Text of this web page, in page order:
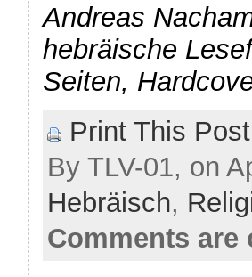
Andreas
hebräische
Seiten,
Print This Post
By TLV-01, on
Hebräisch,
Comments are